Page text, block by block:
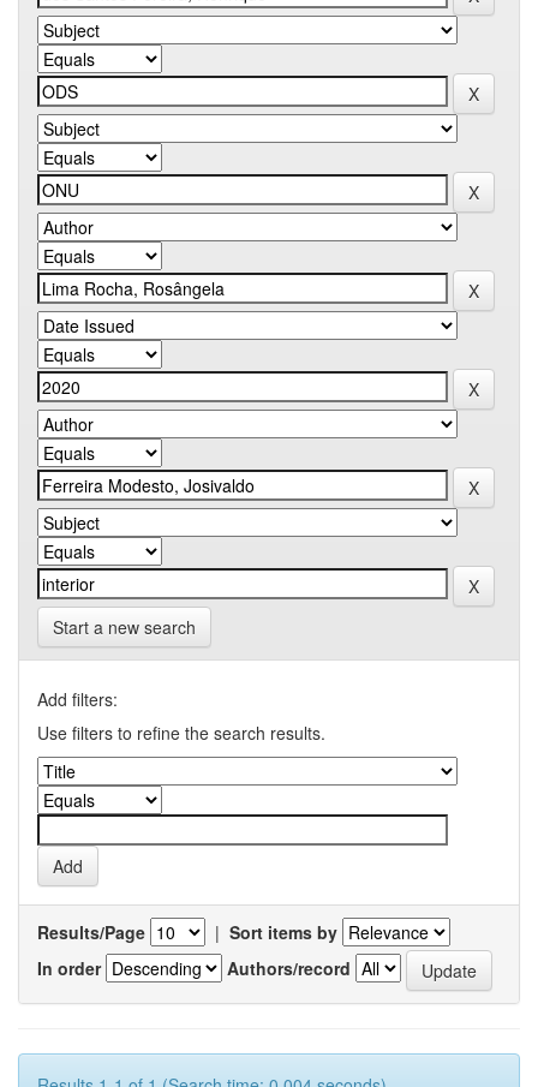
Start a new search
Add filters:
Use filters to refine the search results.
Results/Page | Sort items by
In order
Authors/record